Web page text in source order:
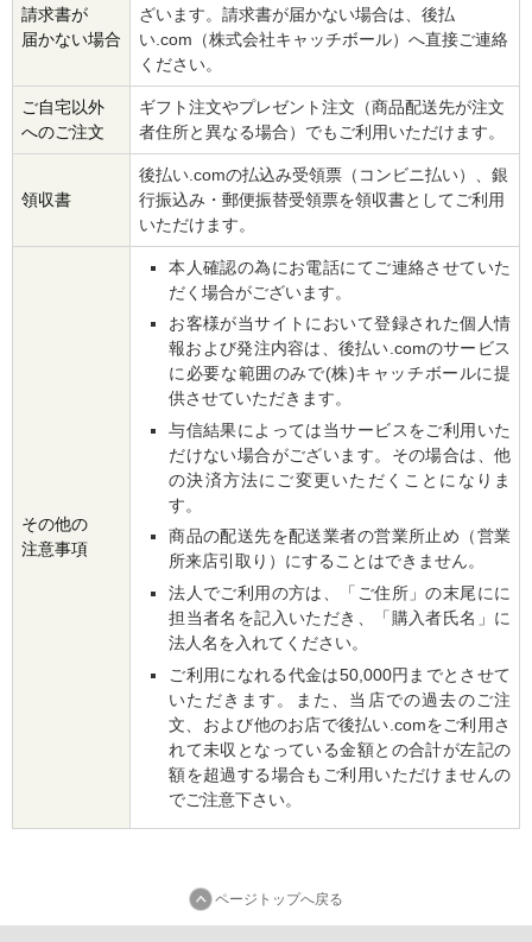
請求書が
届かない場合
ざいます。請求書が届かない場合は、後払
い.com（株式会社キャッチボール）へ直接ご連絡
ください。
ご自宅以外
へのご注文
ギフト注文やプレゼント注文（商品配送先が注文
者住所と異なる場合）でもご利用いただけます。
領収書
後払い.comの払込み受領票（コンビニ払い）、銀
行振込み・郵便振替受領票を領収書としてご利用
いただけます。
その他の
注意事項
本人確認の為にお電話にてご連絡させていた
だく場合がございます。
お客様が当サイトにおいて登録された個人情
報および発注内容は、後払い.comのサービス
に必要な範囲のみで(株)キャッチボールに提
供させていただきます。
与信結果によっては当サービスをご利用いた
だけない場合がございます。その場合は、他
の決済方法にご変更いただくことになりま
す。
商品の配送先を配送業者の営業所止め（営業
所来店引取り）にすることはできません。
法人でご利用の方は、「ご住所」の末尾にに
担当者名を記入いただき、「購入者氏名」に
法人名を入れてください。
ご利用になれる代金は50,000円までとさせて
いただきます。また、当店での過去のご注
文、および他のお店で後払い.comをご利用さ
れて未収となっている金額との合計が左記の
額を超過する場合もご利用いただけませんの
でご注意下さい。
ページトップへ戻る